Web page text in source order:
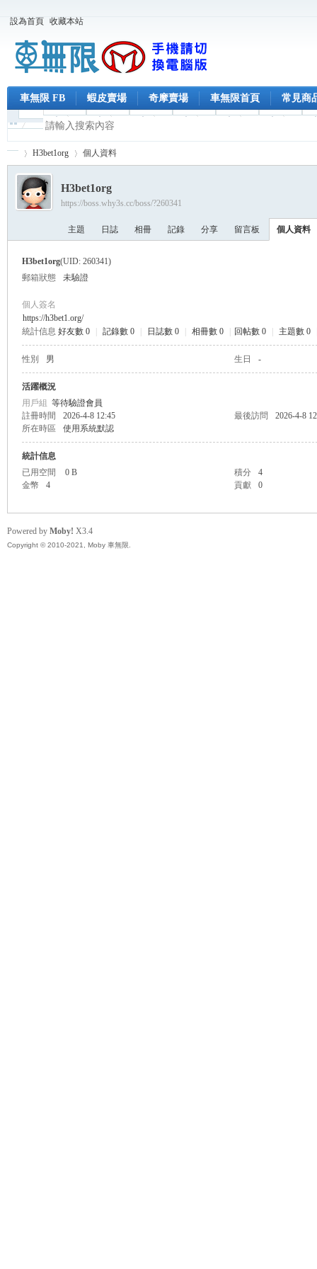
設為首頁 收藏本站
車無限 FB 蝦皮賣場 奇摩賣場 車無限首頁 常見商
›
H3bet1org 個人資料
H3bet1org
https://boss.why3s.cc/boss/?260341
主題 日誌 相冊 記錄 分享 留言板 個人資料
H3bet1org(UID: 260341)
郵箱狀態
未驗證
個人簽名
https://h3bet1.org/
統計信息 好友數 0 記錄數 0 日誌數 0 相冊數 0 回帖數 0 主題數 0
性別 男 生日 -
活躍概況
用戶組 等待驗證會員
註冊時間
2026-4-8 12:45 最後訪問
2026-4-8
所在時區
使用系統默認
統計信息
已用空間
0 B 積分
4
金幣
4 貢獻 0
Powered by Moby! X3.4
Copyright © 2010-2021, Moby 車無限.